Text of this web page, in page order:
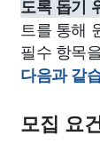
도록 돕기
트를 통해
필수 항목
다음과 같
모집 요